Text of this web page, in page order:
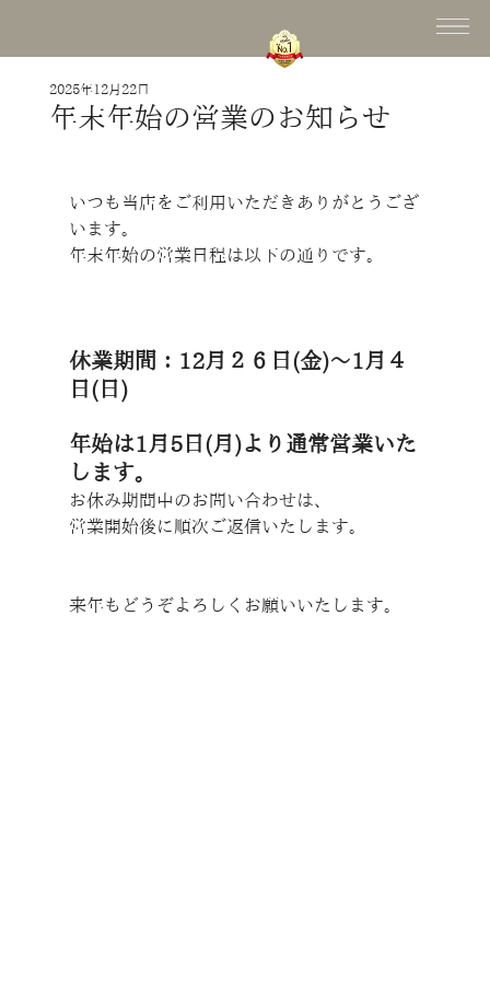
年末年始の営業のお知らせ
2025年12月22日
いつも当店をご利用いただきありがとうござ
います。
年末年始の営業日程は以下の通りです。
休業期間：12月２６日(金)～1月４
日(日)
年始は1月5日(月)より通常営業いた
します。
お休み期間中のお問い合わせは、
営業開始後に順次ご返信いたします。
来年もどうぞよろしくお願いいたします。